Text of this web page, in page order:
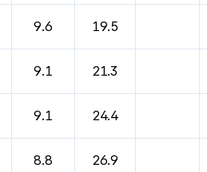
9.6 19.5
9.1 21.3
9.1 24.4
8.8 26.9